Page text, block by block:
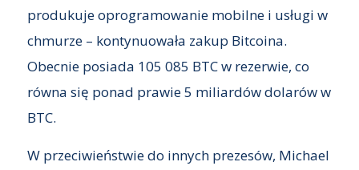
produkuje oprogramowanie mobilne i usługi w
chmurze – kontynuowała zakup Bitcoina.
Obecnie posiada 105 085 BTC w rezerwie, co
równa się ponad prawie 5 miliardów dolarów w
BTC.
W przeciwieństwie do innych prezesów, Michael